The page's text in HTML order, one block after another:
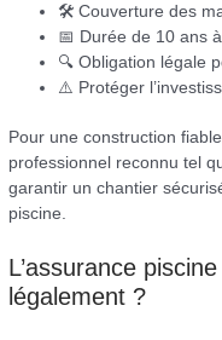
🛠️ Couverture des
📅 Durée de 10 ans
🔍 Obligation légale
⚠️ Protéger
Pour une construction
professionnel reconnu tel
garantir un chantier
piscine.
L’assurance
légalement ?